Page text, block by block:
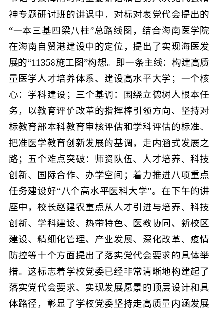
神专题研讨班的讲课中，对标对表党代会提出的
“一本三基四梁八柱”总路线图，结合海南医学院
在海南自贸港建设中的定位，提出了实现海医发
展的“11358施工图”构想。即一条主线：构建高质
量医学人才培养体系、建设高水平大学；一个核
心：学科建设；三个基调：围绕立德树人根本任
务，以教育评价改革的指挥棒引领方向、坚持对
标教育部本科教育审核评估和学科评估的标准、
把准医学教育创新发展的基调，走内涵式发展之
路；五个难点突破：师资队伍、人才培养、科技
创新、国际合作、办学空间；着力推进八项重点
任务建设好“八个高水平医科大学”。在下午的讲
座中，校长赵建农重点从人才引进与培养、科技
创新、学科建设、热带特色、医教协同、新校区
建设、精细化管理、产业发展、深化改革、疫情
防控等十个方面提出了落实党代会要求的具体举
措。这标志着学校党委已经非常清晰地构建起了
落实党代会要求、实现发展愿景的顶层设计和具
体路径，彰显了学校党委坚持走高质量内涵发展